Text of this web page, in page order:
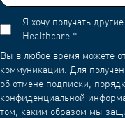
Я хочу получать
Healthcare.*
Вы в любое время можете
коммуникации. Для
об отмене подписки,
конфиденциальной
том, каким образом мы